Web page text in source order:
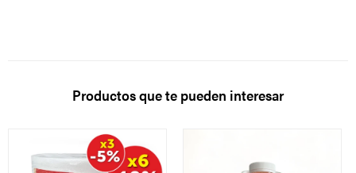
Productos que te pueden interesar